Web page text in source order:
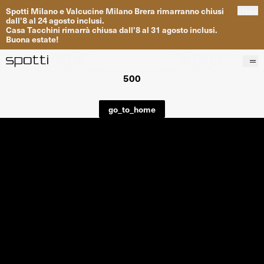
Spotti MilanoeValcucine Milano Brera rimarrannochiusi
dall'8al 24agosto inclusi.
Casa Tacchini rimarrà chiusa dall'8al 31 agosto inclusi.
Buona estate!
Progetti
500
go_to_home